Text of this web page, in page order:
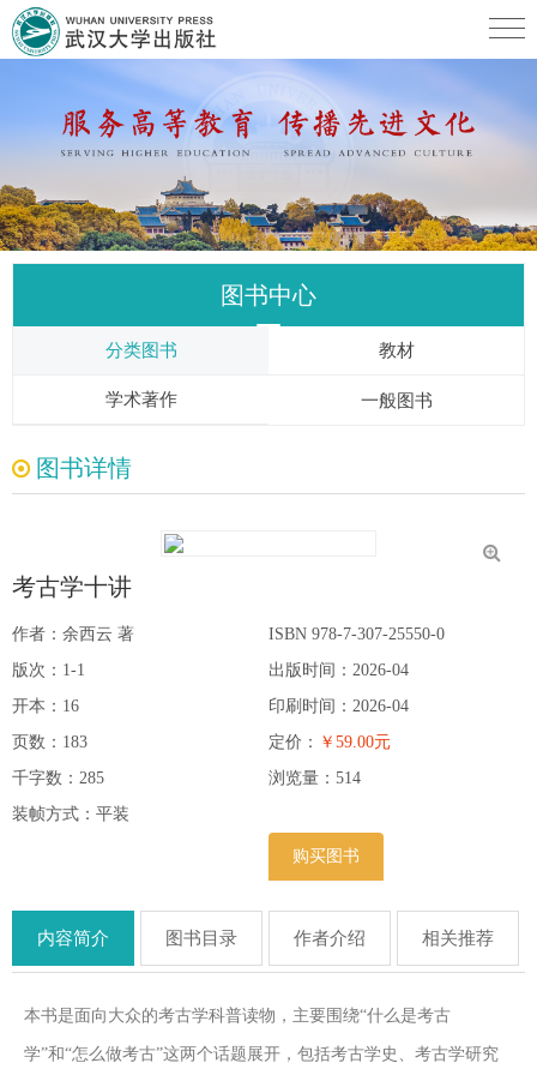
图书中心
分类图书 教材
学术著作 一般图书
图书详情
考古学十讲
作者：余西云 著
版次：1-1
开本：16
页数：183
千字数：285
装帧方式：平装
ISBN 978-7-307-25550-0
出版时间：2026-04
印刷时间：2026-04
定价： ￥59.00元
浏览量： 514
购买图书
内容简介 图书目录 作者介绍 相关推荐
本书是面向大众的考古学科普读物，主要围绕“什么是考古
学”和“怎么做考古”这两个话题展开，包括考古学史、考古学研究